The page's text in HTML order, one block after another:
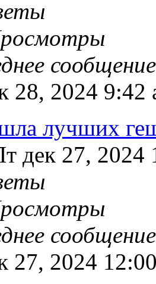
28, 2024 9:42
лучших
дек 27, 2024
27, 2024